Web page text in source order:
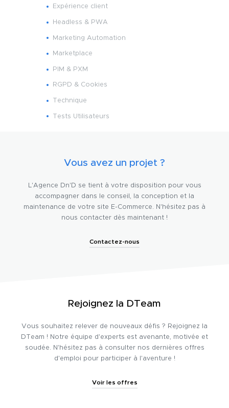
Expérience client
Headless & PWA
Marketing Automation
Marketplace
PIM & PXM
RGPD & Cookies
Technique
Tests Utilisateurs
Vous avez un projet ?
L'Agence Dn'D se tient à votre disposition pour vous
accompagner dans le conseil, la conception et la
maintenance de votre site E-Commerce. N'hésitez pas à
nous contacter dès maintenant !
Contactez-nous
Rejoignez la DTeam
Vous souhaitez relever de nouveaux défis ? Rejoignez la
DTeam ! Notre équipe d'experts est avenante, motivée et
soudée. N'hésitez pas à consulter nos dernières offres
d'emploi pour participer à l'aventure !
Voir les offres